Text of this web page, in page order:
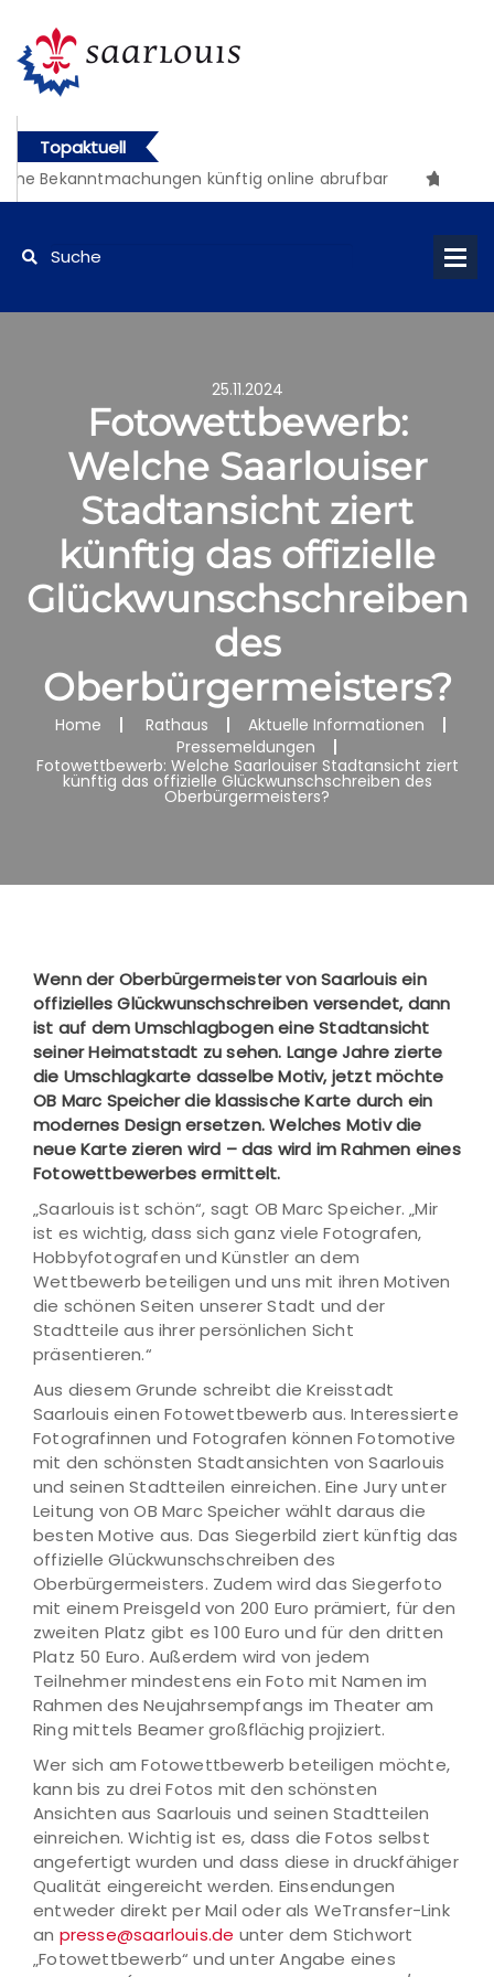
Topaktuell
Bekanntmachungen künftig online abrufbar
25.11.2024
Fotowettbewerb:
Welche Saarlouiser
Stadtansicht ziert
künftig das offizielle
Glückwunschschreiben
des
Oberbürgermeisters?
Home Rathaus
Aktuelle Informationen
Pressemeldungen
Fotowettbewerb: Welche Saarlouiser Stadtansicht ziert
künftig das offizielle Glückwunschschreiben des
Oberbürgermeisters?
Wenn der Oberbürgermeister von Saarlouis ein
offizielles Glückwunschschreiben versendet, dann
ist auf dem Umschlagbogen eine Stadtansicht
seiner Heimatstadt zu sehen. Lange Jahre zierte
die Umschlagkarte dasselbe Motiv, jetzt möchte
OB Marc Speicher die klassische Karte durch ein
modernes Design ersetzen. Welches Motiv die
neue Karte zieren wird – das wird im Rahmen eines
Fotowettbewerbes ermittelt.
„Saarlouis ist schön“, sagt OB Marc Speicher. „Mir
ist es wichtig, dass sich ganz viele Fotografen,
Hobbyfotografen und Künstler an dem
Wettbewerb beteiligen und uns mit ihren Motiven
die schönen Seiten unserer Stadt und der
Stadtteile aus ihrer persönlichen Sicht
präsentieren.“
Aus diesem Grunde schreibt die Kreisstadt
Saarlouis einen Fotowettbewerb aus. Interessierte
Fotografinnen und Fotografen können Fotomotive
mit den schönsten Stadtansichten von Saarlouis
und seinen Stadtteilen einreichen. Eine Jury unter
Leitung von OB Marc Speicher wählt daraus die
besten Motive aus. Das Siegerbild ziert künftig das
offizielle Glückwunschschreiben des
Oberbürgermeisters. Zudem wird das Siegerfoto
mit einem Preisgeld von 200 Euro prämiert, für den
zweiten Platz gibt es 100 Euro und für den dritten
Platz 50 Euro. Außerdem wird von jedem
Teilnehmer mindestens ein Foto mit Namen im
Rahmen des Neujahrsempfangs im Theater am
Ring mittels Beamer großflächig projiziert.
Wer sich am Fotowettbewerb beteiligen möchte,
kann bis zu drei Fotos mit den schönsten
Ansichten aus Saarlouis und seinen Stadtteilen
einreichen. Wichtig ist es, dass die Fotos selbst
angefertigt wurden und dass diese in druckfähiger
Qualität eingereicht werden. Einsendungen
entweder direkt per Mail oder als WeTransfer-Link
an presse@saarlouis.de unter dem Stichwort
„Fotowettbewerb“ und unter Angabe eines